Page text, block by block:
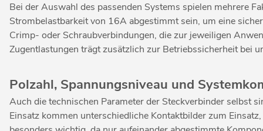
Bei der Auswahl des passenden Systems spielen mehrere
Strombelastbarkeit von 16A abgestimmt sein, um eine
Crimp- oder Schraubverbindungen, die zur jeweiligen
Zugentlastungen trägt zusätzlich zur Betriebssicherheit bei
Polzahl, Spannungsniveau und
Auch die technischen Parameter der Steckverbinder selbst
Einsatz kommen unterschiedliche Kontaktbilder zum